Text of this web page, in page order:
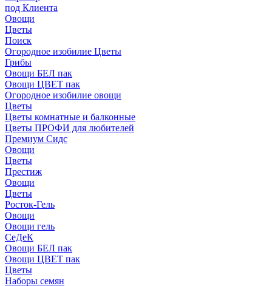
под Клиента
Овощи
Цветы
Поиск
Огородное изобилие Цветы
Грибы
Овощи БЕЛ пак
Овощи ЦВЕТ пак
Огородное изобилие овощи
Цветы
Цветы комнатные и балконные
Цветы ПРОФИ для любителей
Премиум Сидс
Овощи
Цветы
Престиж
Овощи
Цветы
Росток-Гель
Овощи
Овощи гель
СеДеК
Овощи БЕЛ пак
Овощи ЦВЕТ пак
Цветы
Наборы семян